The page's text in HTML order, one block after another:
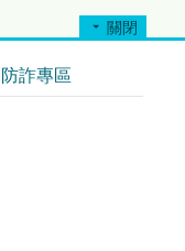
關閉
防詐專區